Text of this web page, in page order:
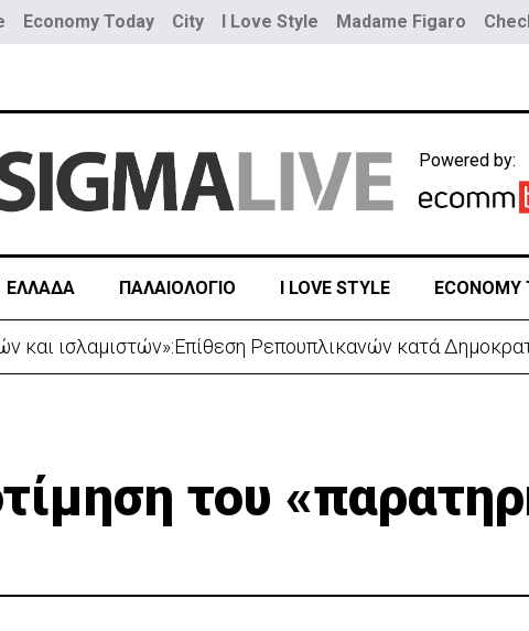
Economy Today City I Love Style Madame Figaro
Powered by:
ΕΛΛΑΔΑ ΠΑΛΑΙΟΛΟΓΙΟ I LOVE STYLE ECONOMY
και ισλαμιστών»:Επίθεση Ρεπουπλικανών κατά
του